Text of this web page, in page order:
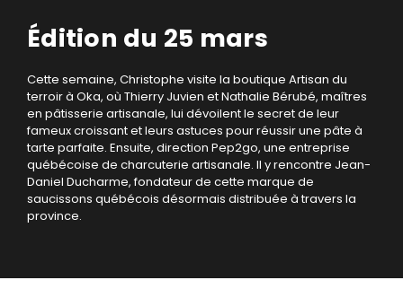
Édition du 25 mars
Cette semaine, Christophe visite la boutique Artisan du
terroir à Oka, où Thierry Juvien et Nathalie Bérubé, maîtres
en pâtisserie artisanale, lui dévoilent le secret de leur
fameux croissant et leurs astuces pour réussir une pâte à
tarte parfaite. Ensuite, direction Pep2go, une entreprise
québécoise de charcuterie artisanale. Il y rencontre Jean-
Daniel Ducharme, fondateur de cette marque de
saucissons québécois désormais distribuée à travers la
province.